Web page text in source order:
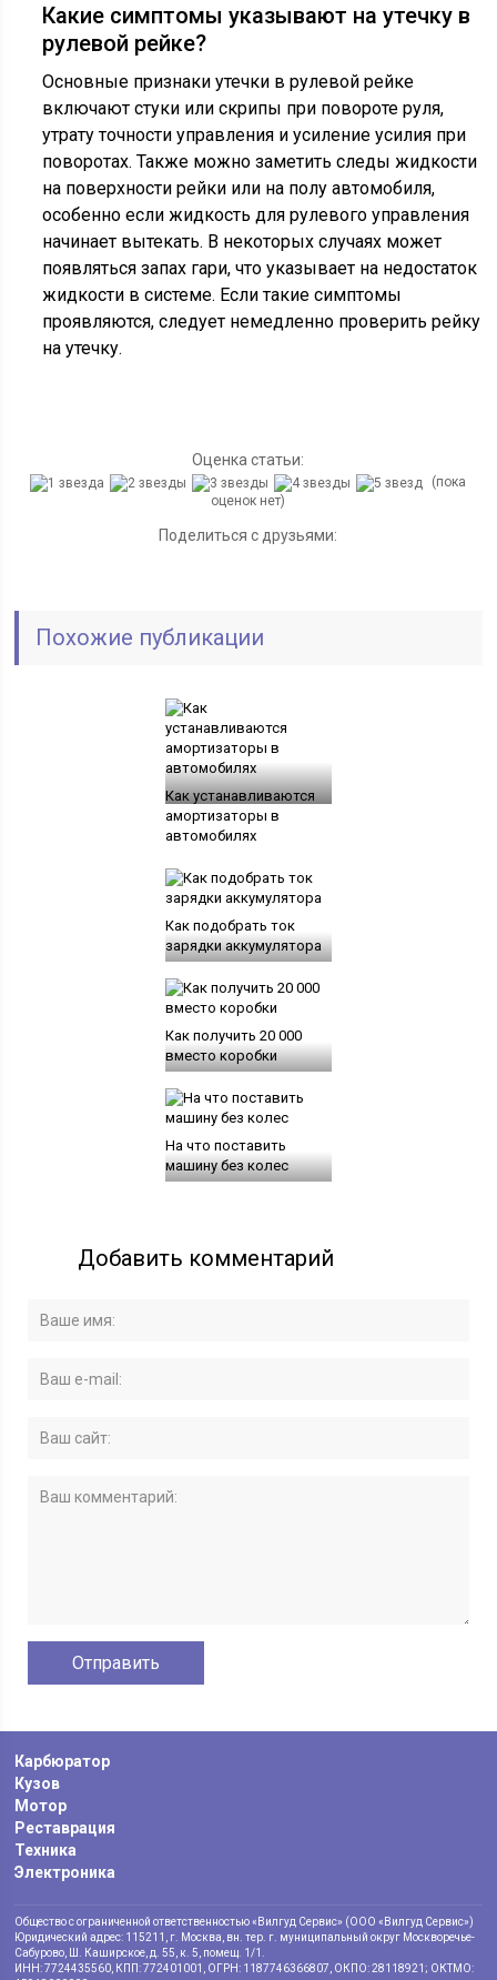
Какие симптомы указывают на утечку в
рулевой рейке?
Основные признаки утечки в рулевой рейке
включают стуки или скрипы при повороте руля,
утрату точности управления и усиление усилия при
поворотах. Также можно заметить следы жидкости
на поверхности рейки или на полу автомобиля,
особенно если жидкость для рулевого управления
начинает вытекать. В некоторых случаях может
появляться запах гари, что указывает на недостаток
жидкости в системе. Если такие симптомы
проявляются, следует немедленно проверить рейку
на утечку.
Оценка статьи:
(пока
оценок нет)
Поделиться с друзьями:
Похожие публикации
Как устанавливаются
амортизаторы в
автомобилях
Как подобрать ток
зарядки аккумулятора
Как получить 20 000
вместо коробки
На что поставить
машину без колес
Добавить комментарий
Карбюратор
Кузов
Мотор
Реставрация
Техника
Электроника
Общество с ограниченной ответственностью «Вилгуд Сервис» (ООО «Вилгуд Сервис»)
Юридический адрес: 115211, г. Москва, вн. тер. г. муниципальный округ Москворечье-
Сабурово, Ш. Каширское, д. 55, к. 5, помещ. 1/1.
ИНН: 7724435560, КПП: 772401001, ОГРН: 1187746366807, ОКПО: 28118921; ОКТМО: